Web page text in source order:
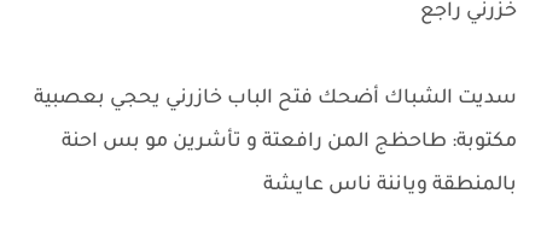
خزرني راجع
سديت الشباك أضحك فتح الباب خازرني يحجي بعصبية
مكتوبة: طاحظج المن رافعتة و تأشرين مو بس احنة
بالمنطقة وياننة ناس عايشة